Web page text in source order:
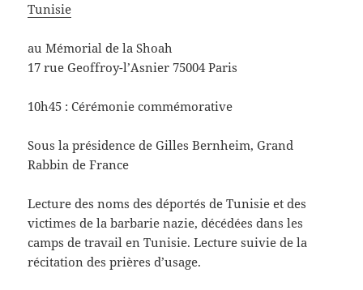
Tunisie
au Mémorial de la Shoah
17 rue Geoffroy-l’Asnier 75004 Paris
10h45 : Cérémonie commémorative
Sous la présidence de Gilles Bernheim, Grand
Rabbin de France
Lecture des noms des déportés de Tunisie et des
victimes de la barbarie nazie, décédées dans les
camps de travail en Tunisie. Lecture suivie de la
récitation des prières d’usage.